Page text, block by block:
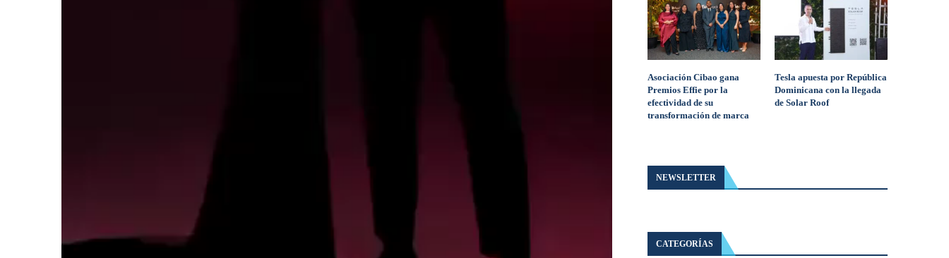
Asociación Cibao gana
Premios Effie por la
efectividad de su
transformación de marca
Tesla apuesta por República
Dominicana con la llegada
de Solar Roof
NEWSLETTER
CATEGORÍAS